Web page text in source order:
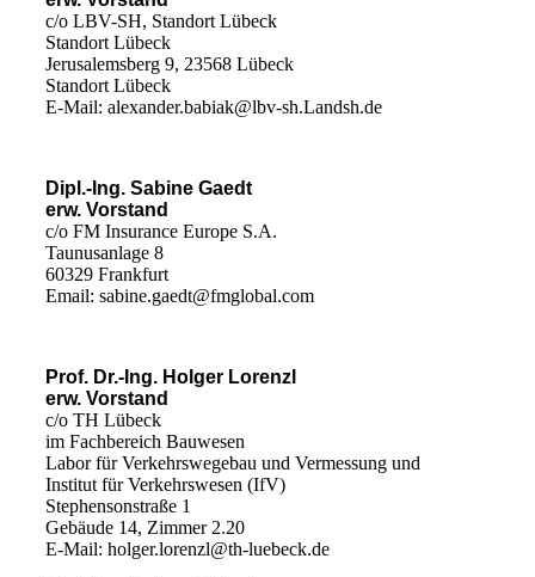
c/o LBV-SH, Standort Lübeck
Standort Lübeck
Jerusalemsberg 9, 23568 Lübeck
Standort Lübeck
E-Mail: alexander.babiak@lbv-sh.Landsh.de
Dipl.-Ing. Sabine Gaedt
erw. Vorstand
c/o FM Insurance Europe S.A.
Taunusanlage 8
60329 Frankfurt
Email: sabine.gaedt@fmglobal.com
Prof. Dr.-Ing. Holger Lorenzl
erw. Vorstand
c/o TH Lübeck
im Fachbereich Bauwesen
Labor für Verkehrswegebau und Vermessung und
Institut für Verkehrswesen (IfV)
Stephensonstraße 1
Gebäude 14, Zimmer 2.20
E-Mail: holger.lorenzl@th-luebeck.de